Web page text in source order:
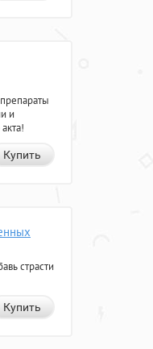
и
Купить
страсти
Купить